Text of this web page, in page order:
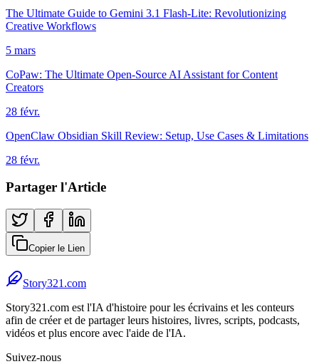
The Ultimate Guide to Gemini 3.1 Flash-Lite: Revolutionizing
Creative Workflows
5 mars
CoPaw: The Ultimate Open-Source AI Assistant for Content
Creators
28 févr.
OpenClaw Obsidian Skill Review: Setup, Use Cases & Limitations
28 févr.
Partager l'Article
Copier le Lien
Story321.com
Story321.com est l'IA d'histoire pour les écrivains et les conteurs
afin de créer et de partager leurs histoires, livres, scripts, podcasts,
vidéos et plus encore avec l'aide de l'IA.
Suivez-nous